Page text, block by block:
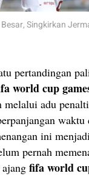
Singkirkan
pertandingan
world cup
melalui adu
waktu
ini
pernah
fifa world